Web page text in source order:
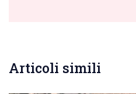
Articoli simili